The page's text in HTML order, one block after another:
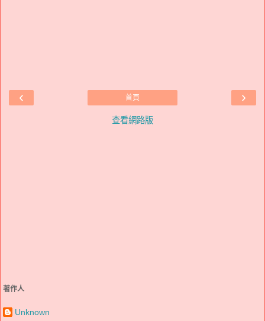
‹ ›
首頁
查看網路版
著作人
Unknown